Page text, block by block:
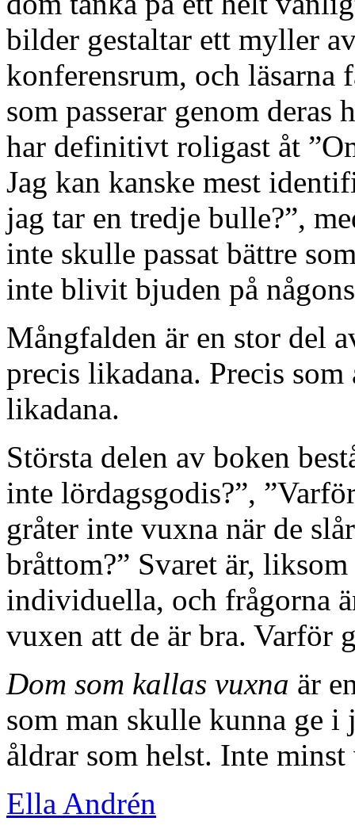
bilder gestaltar ett myller
konferensrum, och läsarna
som passerar genom
har definitivt roligast åt
Jag kan kanske mest
jag tar en tredje bulle?”,
inte skulle passat bättre
inte blivit bjuden på
Mångfalden är en stor del
precis likadana. Precis
likadana.
Största delen av boken
inte lördagsgodis?”,
gråter inte vuxna när de
bråttom?” Svaret är,
individuella, och frågorna
vuxen att de är bra. Varför
Dom som kallas vuxna är
som man skulle kunna ge
åldrar som helst. Inte
Ella Andrén